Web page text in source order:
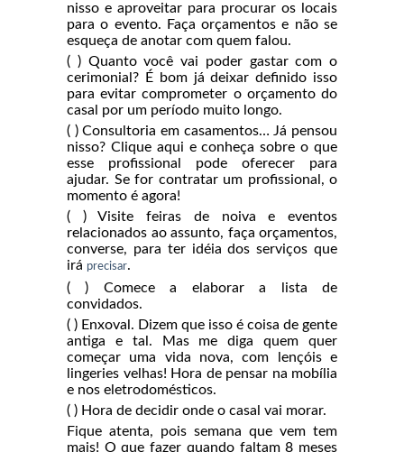
nisso e aproveitar para procurar os locais
para o evento. Faça orçamentos e não se
esqueça de anotar com quem falou.
( ) Quanto você vai poder gastar com o
cerimonial? É bom já deixar definido isso
para evitar comprometer o orçamento do
casal por um período muito longo.
( ) Consultoria em casamentos… Já pensou
nisso? Clique aqui e conheça sobre o que
esse profissional pode oferecer para
ajudar. Se for contratar um profissional, o
momento é agora!
( ) Visite feiras de noiva e eventos
relacionados ao assunto, faça orçamentos,
converse, para ter idéia dos serviços que
irá precisar.
( ) Comece a elaborar a lista de
convidados.
( ) Enxoval. Dizem que isso é coisa de gente
antiga e tal. Mas me diga quem quer
começar uma vida nova, com lençóis e
lingeries velhas! Hora de pensar na mobília
e nos eletrodomésticos.
( ) Hora de decidir onde o casal vai morar.
Fique atenta, pois semana que vem tem
mais! O que fazer quando faltam 8 meses